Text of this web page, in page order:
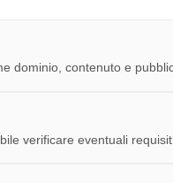
dominio, contenuto e
verificare eventuali